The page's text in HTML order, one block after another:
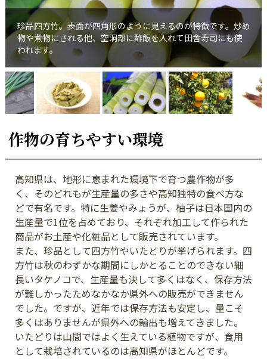
珍品四方竹。表面が四角形のように見えるのが特徴です。炒め
物や煮物にされる他、空洞部に酢飯を入れて田舎寿司にも使
われます。
作物の育ちやすい環境
高知県は、地形に恵まれた環境下で育つ農作物が多
く、そのどれもが生産量の多さや高知独特の食べ方な
どで有名です。特に生姜やみょうが、柚子は日本国内の
生産量で1位を占めており、それぞれ加工して作られた
商品がお土産や化粧品として販売されています。
また、珍品として四方竹やいたどりが挙げられます。四
方竹は秋のわずかな期間にしかとることのできない細
長いタケノコで、生産量も決して多くはなく、保存方法
が難しかったためなかなか県外への販売ができません
でした。ですが、近年では保存方法も安定し、量こそ
多くはありませんが県外への輸出も増えてきました。
いたどりは山間ではよく生えている植物ですが、食用
として栽培されているのは高知県がほとんどです。